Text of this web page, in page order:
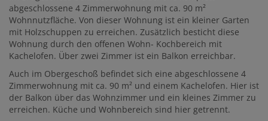
abgeschlossene 4 Zimmerwohnung mit ca. 90 m²
Wohnnutzfläche. Von dieser Wohnung ist ein kleiner Garten
mit Holzschuppen zu erreichen. Zusätzlich besticht diese
Wohnung durch den offenen Wohn- Kochbereich mit
Kachelofen. Über zwei Zimmer ist ein Balkon erreichbar.
Auch im Obergeschoß befindet sich eine abgeschlossene 4
Zimmerwohnung mit ca. 90 m² und einem Kachelofen. Hier ist
der Balkon über das Wohnzimmer und ein kleines Zimmer zu
erreichen. Küche und Wohnbereich sind hier getrennt.